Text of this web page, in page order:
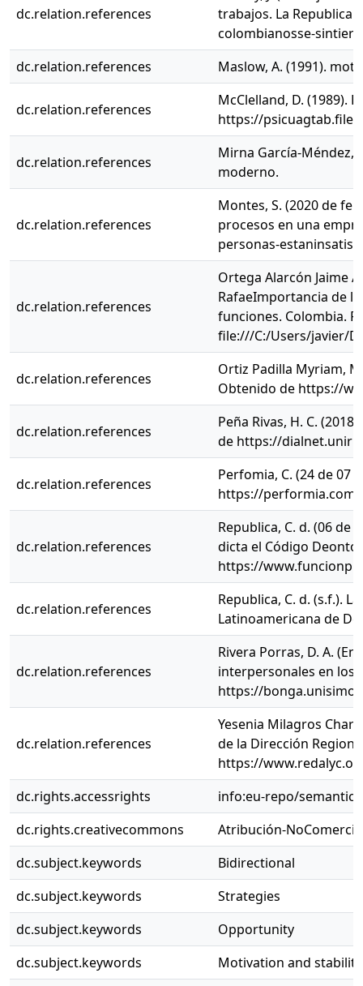
dc.relation.references
trabajos. La
colombianosse-
dc.relation.references
Maslow, A. (1991).
dc.relation.references
McClelland, D. (1989).
https://
dc.relation.references
Mirna García-Méndez,
moderno.
dc.relation.references
Montes, S. (2020 de
procesos en una
personas-
dc.relation.references
Ortega Alarcón Jaime
RafaeImportancia de
funciones. Colombia.
file:///C:/Users/javier/
dc.relation.references
Ortiz Padilla Myriam,
Obtenido de https://
dc.relation.references
Peña Rivas, H. C.
de https://
dc.relation.references
Perfomia, C. (24 de 07
https://
dc.relation.references
Republica, C. d. (06 de
dicta el Código
https://
dc.relation.references
Republica, C. d. (s.f.).
Latinoamericana de
dc.relation.references
Rivera Porras, D. A.
interpersonales en los
https://
dc.relation.references
Yesenia Milagros
de la Dirección
https://
dc.rights.accessrights
info:eu-repo/
dc.rights.creativecommons
Atribución-
dc.subject.keywords
Bidirectional
dc.subject.keywords
Strategies
dc.subject.keywords
Opportunity
dc.subject.keywords
Motivation and stability